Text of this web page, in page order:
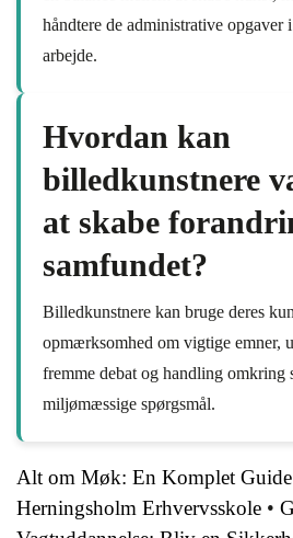
håndtere de administrative opgaver
arbejde.
Hvordan kan
billedkunstnere
at skabe
samfundet?
Billedkunstnere kan bruge deres
opmærksomhed om vigtige emner,
fremme debat og handling omkring
miljømæssige spørgsmål.
Alt om Møk: En Komplet Guide
Herningsholm Erhvervsskole •